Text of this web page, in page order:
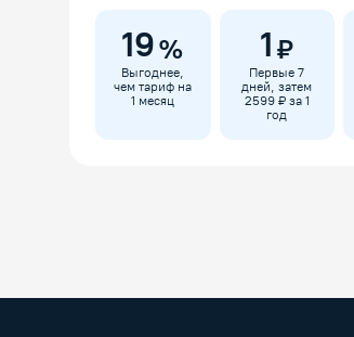
19%
Выгоднее,
чем тариф на
1 месяц
1 ₽
Первые 7
дней, затем
2599 ₽ за 1
год